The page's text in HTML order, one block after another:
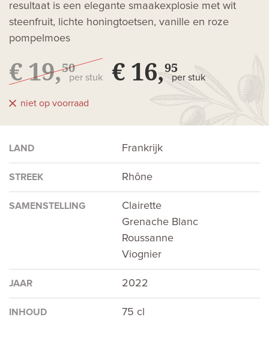
resultaat is een elegante smaakexplosie met wit
steenfruit, lichte honingtoetsen, vanille en roze
pompelmoes
€ 19,50
per stuk € 16,95
per stuk
niet op voorraad
LAND Frankrijk
STREEK Rhône
SAMENSTELLING
Clairette
Grenache Blanc
Roussanne
Viognier
JAAR 2022
INHOUD 75 cl